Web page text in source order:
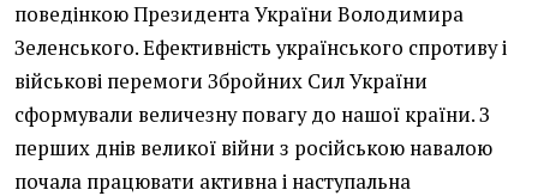
поведінкою Президента України Володимира
Зеленського. Ефективність українського спротиву і
військові перемоги Збройних Сил України
сформували величезну повагу до нашої країни. З
перших днів великої війни з російською навалою
почала працювати активна і наступальна